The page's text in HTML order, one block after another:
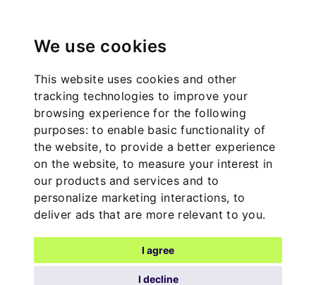
We use cookies
This website uses cookies and other
tracking technologies to improve your
browsing experience for the following
purposes:to enable basic functionality of
the website,to provide a better experience
on the website,to measure your interest in
our products and services and to
personalize marketing interactions, to
deliver ads that are more relevant to you.
I agree
I decline